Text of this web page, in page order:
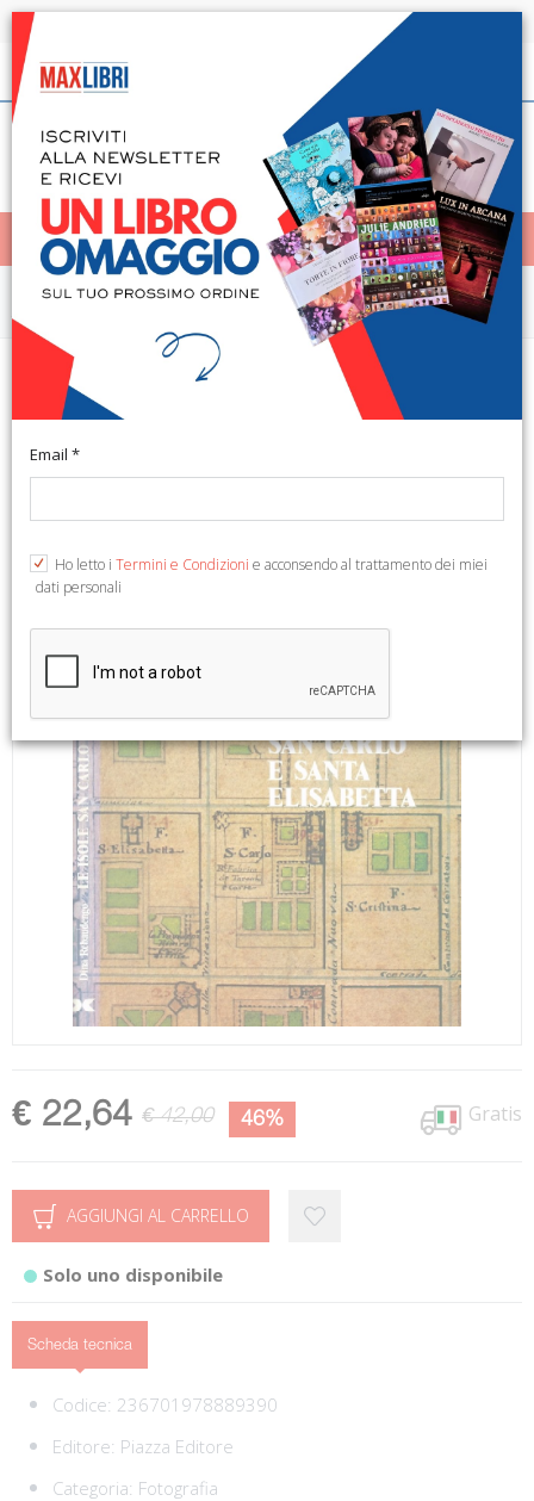
Spedizione in 24h per tutti i libri disponibili
Italiano
< Home
MENÙ
Le isole San Carlo e Santa
Elisabetta
Archivio. 3).
€ 22,64 € 42,00 46% Gratis
AGGIUNGI AL CARRELLO
Solo uno disponibile
Scheda tecnica
Codice: 236701978889390
Editore: Piazza Editore
Categoria: Fotografia
Email *
Ho letto i Termini e Condizioni e acconsendo al trattamento dei miei
dati personali